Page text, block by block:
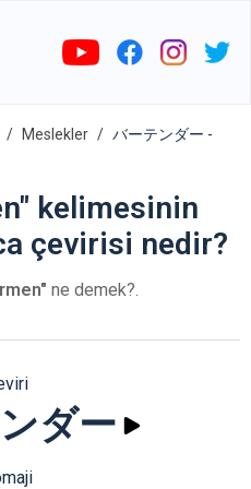
Meslekler
バーテンダー -
kelimesinin
çevirisi nedir?
ne demek?.
ダー